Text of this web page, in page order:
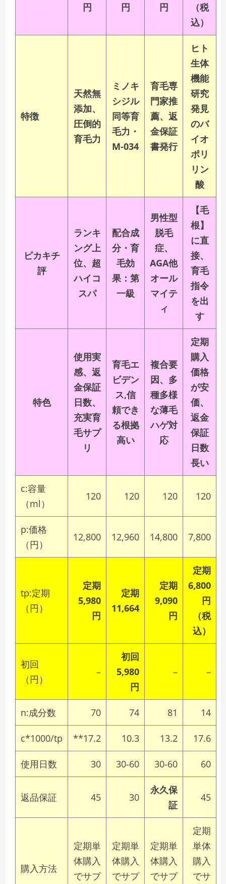
円
円
円
（税
込）
特徴
天然無
添加、
圧倒的
育毛力
ミノキ
シジル
同等育
毛力・
M-034
育毛専
門家推
薦、返
金保証
書発行
ヒト
生体
機能
研究
発見
のバ
イオ
ポリ
リン
酸
ピカキチ
評
ランキ
ング上
位、超
ハイコ
スパ
配合成
分・育
毛効
果：第
一級
男性型
脱毛
症、
AGA他
オール
マイテ
ィ
【毛
根】
に直
接、
育毛
指令
を出
す
特色
使用実
感、返
金保証
日数、
充実育
毛サプ
リ
育毛エ
ビデン
ス,信
頼でき
る根拠
高い
複合要
因、多
種多様
な薄毛
ハゲ対
応
定期
購入
価格
が安
価、
返金
保証
日数
長い
c:容量
（ml）
120 120 120 120
p:価格
（円）
12,800 12,960 14,800 7,800
tp:定期
（円）
定期
5,980
円
定期
11,664
定期
9,090
円
定期
6,800
円
（税
込）
初回
（円）
–
初回
5,980
円
– –
n:成分数 70 74 81 14
c*1000/tp **17.2 10.3 13.2 17.6
使用日数 30 30-60 30-60 60
返品保証 45 30
永久保
証
45
購入方法
定期単
体購入
でサプ
定期単
体購入
でサプ
定期単
体購入
でサプ
定期
単体
購入
でサ